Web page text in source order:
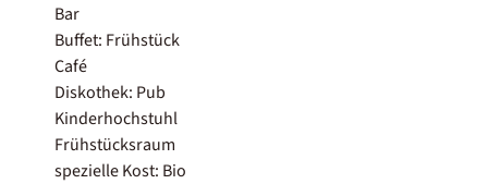
Bar
Buffet: Frühstück
Café
Diskothek: Pub
Kinderhochstuhl
Frühstücksraum
spezielle Kost: Bio